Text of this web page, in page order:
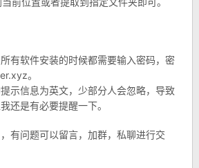
有软件安装的时候都需要输入密码，密
。
示信息为英文，少部分人会忽略，导致
还是有必要提醒一下。
有问题可以留言，加群，私聊进行交